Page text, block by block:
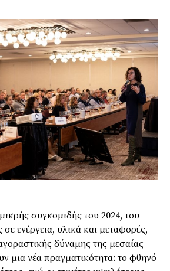
συγκομιδής του 2024, του
ενέργεια, υλικά και μεταφορές,
δύναμης της μεσαίας
μια νέα πραγματικότητα: το φθηνό